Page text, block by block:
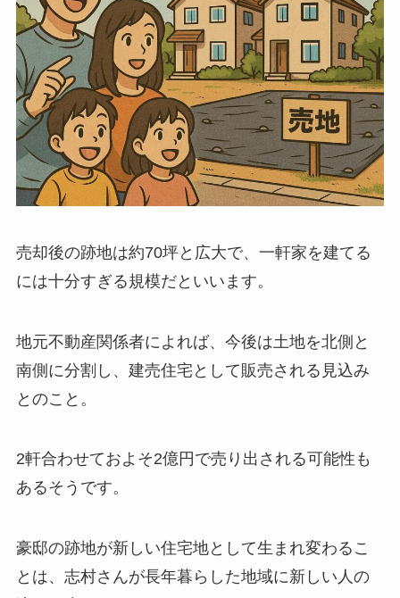
売却後の跡地は約70坪と広大で、一軒家を建てる
には十分すぎる規模だといいます。
地元不動産関係者によれば、今後は土地を北側と
南側に分割し、建売住宅として販売される見込み
とのこと。
2軒合わせておよそ2億円で売り出される可能性も
あるそうです。
豪邸の跡地が新しい住宅地として生まれ変わるこ
とは、志村さんが長年暮らした地域に新しい人の